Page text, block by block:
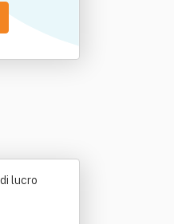
lucro